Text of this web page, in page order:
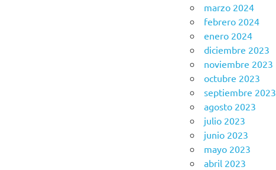
marzo 2024
febrero 2024
enero 2024
diciembre 2023
noviembre 2023
octubre 2023
septiembre 2023
agosto 2023
julio 2023
junio 2023
mayo 2023
abril 2023